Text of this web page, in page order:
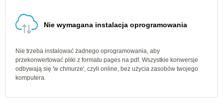
Nie wymagana instalacja oprogramowania
Nie trzeba instalować żadnego oprogramowania, aby
przekonwertować pliki z formatu pages na pdf. Wszystkie konwersje
odbywają się 'w chmurze', czyli online, bez użycia zasobów twojego
komputera.